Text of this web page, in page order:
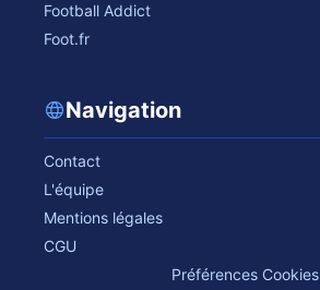
Football Addict
Foot.fr
Navigation
Contact
L'équipe
Mentions légales
CGU
Préférences Cookies